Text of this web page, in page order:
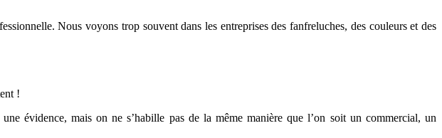
Nous voyons trop souvent dans les entreprises des fanfreluches, des couleurs et des
!
évidence, mais on ne s’habille pas de la même manière que l’on soit un commercial, un